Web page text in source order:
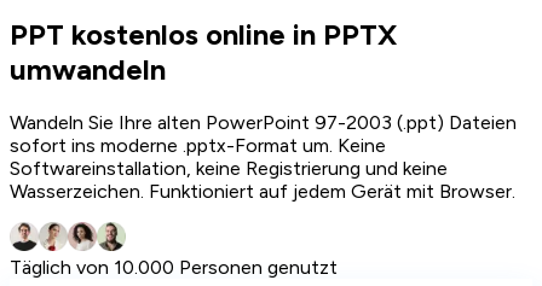
PPT kostenlos online in PPTX
umwandeln
Wandeln Sie Ihre alten PowerPoint 97-2003 (.ppt) Dateien
sofort ins moderne .pptx-Format um. Keine
Softwareinstallation, keine Registrierung und keine
Wasserzeichen. Funktioniert auf jedem Gerät mit Browser.
Täglich von 10.000 Personen genutzt